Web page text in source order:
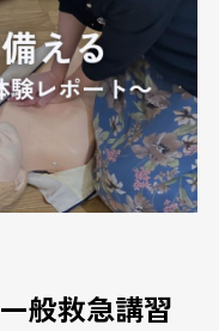
般救急講習